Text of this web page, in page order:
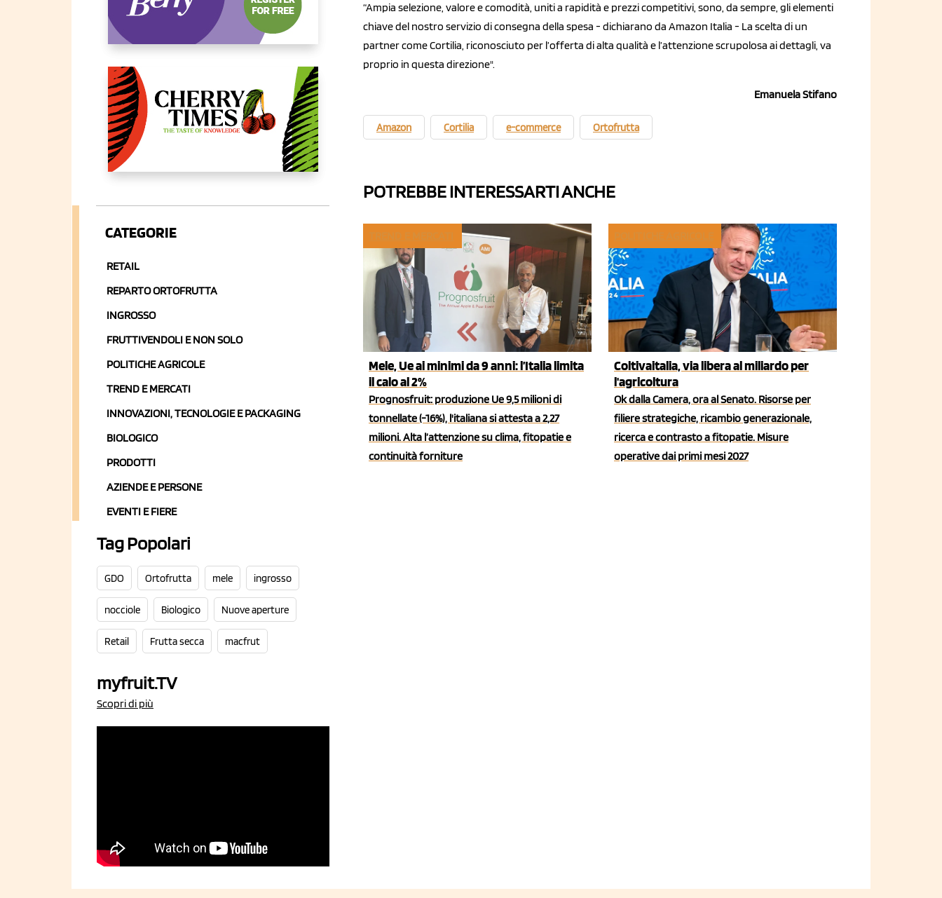
CATEGORIE
RETAIL
REPARTO ORTOFRUTTA
INGROSSO
FRUTTIVENDOLI E NON SOLO
POLITICHE AGRICOLE
TREND E MERCATI
INNOVAZIONI, TECNOLOGIE E PACKAGING
BIOLOGICO
PRODOTTI
AZIENDE E PERSONE
EVENTI E FIERE
Tag Popolari
GDO Ortofrutta mele ingrosso
nocciole Biologico Nuove aperture
Retail Frutta secca macfrut
myfruit.TV
Scopri di più
“Ampia selezione, valore e comodità, uniti a rapidità e prezzi competitivi, sono, da sempre, gli elementi
chiave del nostro servizio di consegna della spesa - dichiarano da Amazon Italia - La scelta di un
partner come Cortilia, riconosciuto per l’offerta di alta qualità e l’attenzione scrupolosa ai dettagli, va
proprio in questa direzione".
Emanuela Stifano
Amazon Cortilia e-commerce Ortofrutta
POTREBBE INTERESSARTI ANCHE
Mele, Ue ai minimi da 9 anni: l’Italia limita
il calo al 2%
Prognosfruit: produzione Ue 9,5 milioni di
tonnellate (-16%), l'italiana si attesta a 2,27
milioni. Alta l’attenzione su clima, fitopatie e
continuità forniture
Coltivaitalia, via libera al miliardo per
l'agricoltura
Ok dalla Camera, ora al Senato. Risorse per
filiere strategiche, ricambio generazionale,
ricerca e contrasto a fitopatie. Misure
operative dai primi mesi 2027